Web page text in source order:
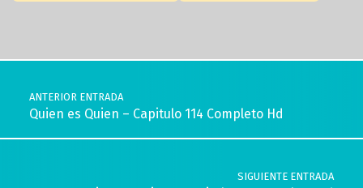
Navegación de entradas
ANTERIOR ENTRADA
Quien es Quien – Capitulo 114 Completo Hd
SIGUIENTE ENTRADA